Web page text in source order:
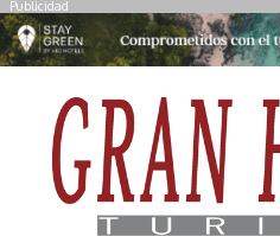
Publicidad